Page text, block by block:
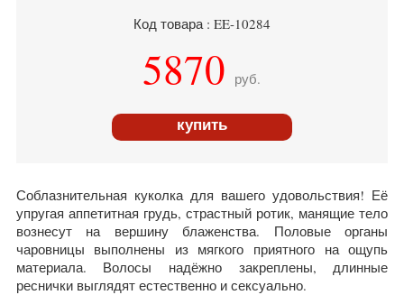
Код товара : EE-10284
5870 руб.
купить
Соблазнительная куколка для вашего удовольствия! Её
упругая аппетитная грудь, страстный ротик, манящие тело
вознесут на вершину блаженства. Половые органы
чаровницы выполнены из мягкого приятного на ощупь
материала. Волосы надёжно закреплены, длинные
реснички выглядят естественно и сексуально.